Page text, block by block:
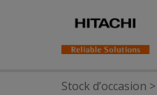
Stock d’occasion >